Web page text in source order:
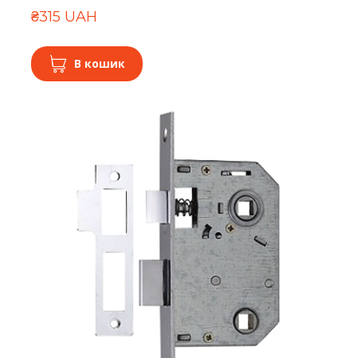
₴315 UAH
В кошик